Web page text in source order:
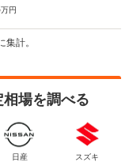
万円
計。
場を調べる
日産 スズキ